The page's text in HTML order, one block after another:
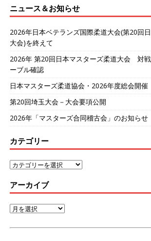
ニュース＆お知らせ
2026年日本ベテランズ国際柔道大会(第20回
大会)を終えて
2026年 第20回日本マスターズ柔道大会 対
ーブル確認
日本マスターズ柔道協会・2026年度総会開催
第20回埼玉大会－大会要項公開
2026年「マスターズ合同稽古会」のお知らせ
カテゴリー
アーカイブ